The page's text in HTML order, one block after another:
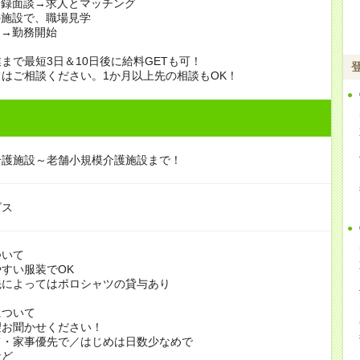
面談→求人とマッチング
設で、職場見学
勤務開始
で最短3日＆10日後に給料GETも可！
ご相談ください。1か月以上先の相談もOK！
施設～老舗小規模介護施設まで！
て
い服装でOK
ってはポロシャツの貸与あり
いて
かせください！
事優先で／はじめは日数少なめで